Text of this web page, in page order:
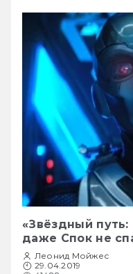
«Звёздный путь:
даже Спок не
Леонид Мойжес
29.04.2019